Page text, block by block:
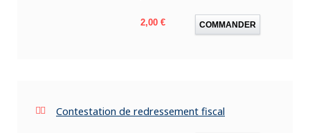
Prix
2,00 € COMMANDER
Contestation de redressement fiscal